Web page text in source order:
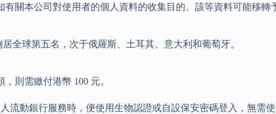
關本公司對使用者的個人資料的收集目的、該等資料可能移轉
全球第五名，次于俄羅斯、土耳其、意大利和葡萄牙。
則需繳付港幣 100 元。
動銀行服務時，便使用生物認證或自設保安密碼登入，無需